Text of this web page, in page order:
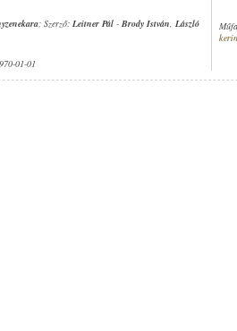
; Szerző: Leitner Pál - Brody István, László
01-01